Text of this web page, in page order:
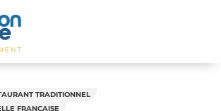
TRADITIONNEL
FRANÇAISE